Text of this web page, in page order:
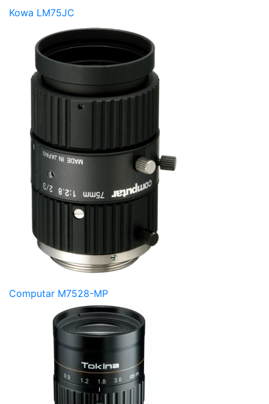
Kowa LM75JC
Computar M7528-MP